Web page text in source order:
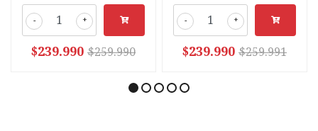
+
-
$239.990 $259.990
+
-
$239.990 $259.991